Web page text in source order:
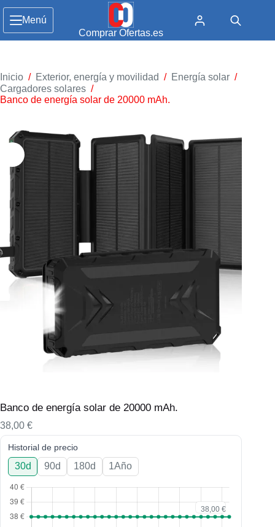
Menú
Comprar Ofertas.es
Inicio / Exterior, energía y movilidad / Energía solar /
Cargadores solares /
Banco de energía solar de 20000 mAh.
Banco de energía solar de 20000 mAh.
38,00 €
Historial de precio
30d 90d 180d 1Año